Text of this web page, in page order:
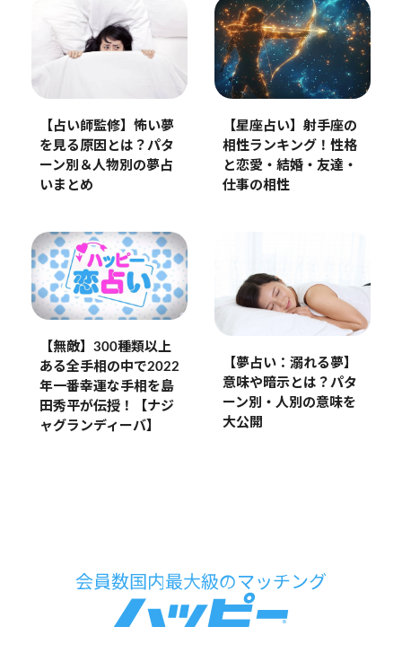
【占い師監修】怖い夢
を見る原因とは？パタ
ーン別＆人物別の夢占
いまとめ
【星座占い】射手座の
相性ランキング！性格
と恋愛・結婚・友達・
仕事の相性
【無敵】300種類以上
ある全手相の中で2022
年一番幸運な手相を島
田秀平が伝授！【ナジ
ャグランディーバ】
【夢占い：溺れる夢】
意味や暗示とは？パタ
ーン別・人別の意味を
大公開